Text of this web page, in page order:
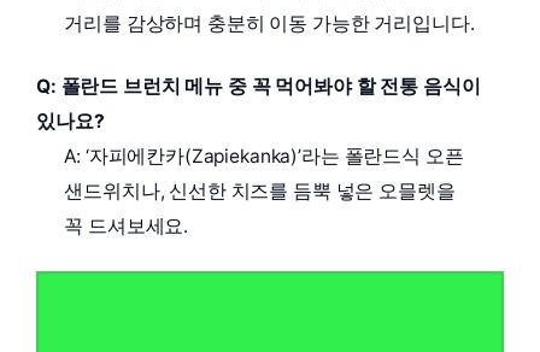
거리를 감상하며 충분히 이동 가능한 거리입니다.
Q: 폴란드 브런치 메뉴 중 꼭 먹어봐야 할 전통 음식이
있나요?
A: ‘자피에칸카(Zapiekanka)’라는 폴란드식 오픈
샌드위치나, 신선한 치즈를 듬뿍 넣은 오믈렛을
꼭 드셔보세요.